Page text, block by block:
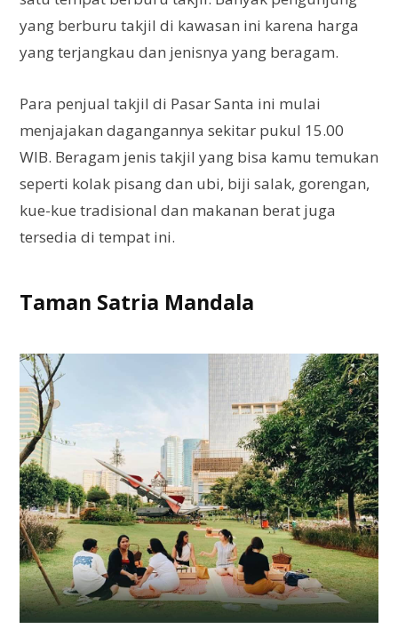
yang berburu takjil di kawasan ini karena harga
yang terjangkau dan jenisnya yang beragam.
Para penjual takjil di Pasar Santa ini mulai
menjajakan dagangannya sekitar pukul 15.00
WIB. Beragam jenis takjil yang bisa kamu temukan
seperti kolak pisang dan ubi, biji salak, gorengan,
kue-kue tradisional dan makanan berat juga
tersedia di tempat ini.
Taman Satria Mandala